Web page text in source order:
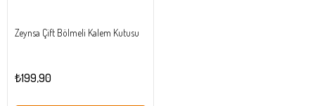
Zeynsa Çift Bölmeli Kalem Kutusu
₺199,90